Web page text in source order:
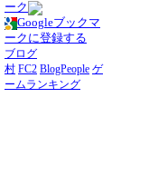
ーク
Googleブックマ
ークに登録する
ブログ
村 FC2 BlogPeople ゲ
ームランキング